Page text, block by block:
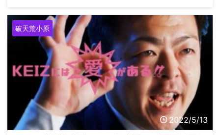
遊技産業政治連盟 (@YugisangyoSeizi) May 15, 2022
破天荒小原
2022/5/13